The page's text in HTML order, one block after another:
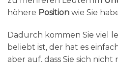
höhere Position wie Sie
Dadurch kommen Sie viel
beliebt ist, der hat es
aber auf, dass Sie sich